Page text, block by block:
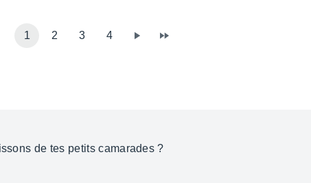
1 2 3 4
de tes petits camarades ?